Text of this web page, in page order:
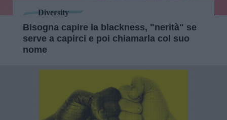
Diversity
Bisogna capire la blackness, "nerità" se
serve a capirci e poi chiamarla col suo
nome